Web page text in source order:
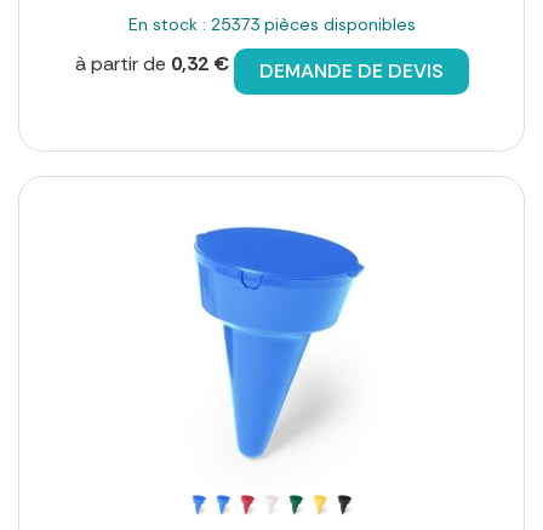
En stock : 25373 pièces disponibles
à partir de 0,32 € DEMANDE DE DEVIS